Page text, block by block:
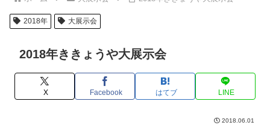
2018年 大展示会
2018年ききょうや大展示会
X Facebook はてブ LINE
2018.06.01